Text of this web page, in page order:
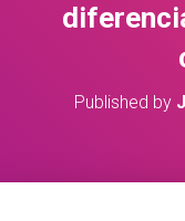
Published by